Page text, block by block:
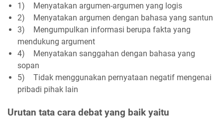
1)
Menyatakan argumen-argumen yang logis
2)
Menyatakan argumen dengan bahasa yang santun
3)
Mengumpulkan informasi berupa fakta yang
mendukung argument
4)
Menyatakan sanggahan dengan bahasa yang
sopan
5)
Tidak menggunakan pernyataan negatif mengenai
pribadi pihak lain
Urutan tata cara debat yang baik yaitu